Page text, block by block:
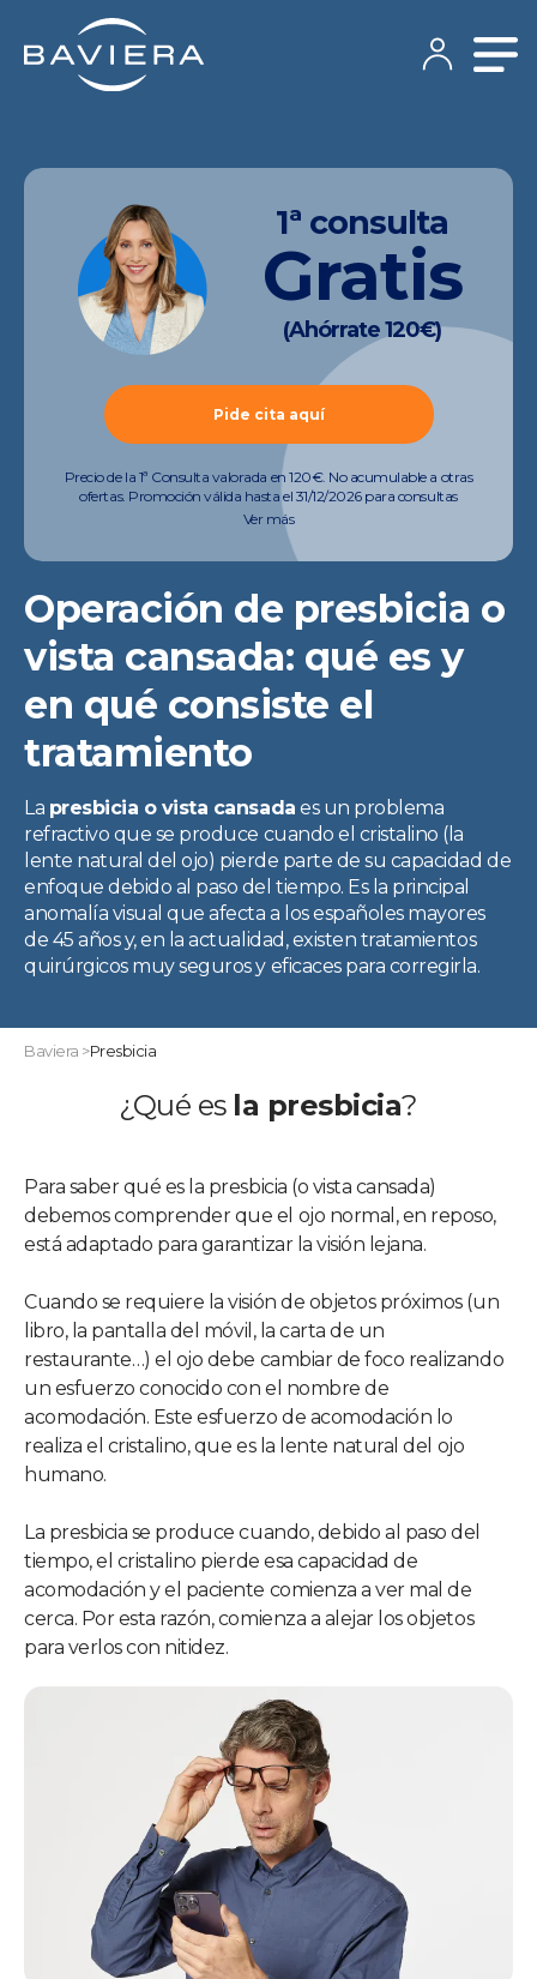
1ª consulta
Gratis
(Ahórrate 120€)
Pide cita aquí
Precio de la 1ª Consulta valorada en 120€. No acumulable a otras
ofertas. Promoción válida hasta el 31/12/2026 para consultas
preoperatorias de miopía, hipermetropía, astigmatismo, presbicia y
cataratas (quedan excluidas consultas de otras especialidades).
Pruebas incluidas. Promoción válida salvo errores tipográficos u
Registro sanitario NRS CS2046.
Ver más
Operación de presbicia o
vista cansada: qué es y
en qué consiste el
tratamiento
La presbicia o vista cansada es un problema
refractivo que se produce cuando el cristalino (la
lente natural del ojo) pierde parte de su capacidad de
enfoque debido al paso del tiempo. Es la principal
anomalía visual que afecta a los españoles mayores
de 45 años y, en la actualidad, existen tratamientos
quirúrgicos muy seguros y eficaces para corregirla.
Baviera >Presbicia
¿Qué es la presbicia?
Para saber qué es la presbicia (o vista cansada)
debemos comprender que el ojo normal, en reposo,
está adaptado para garantizar la visión lejana.
Cuando se requiere la visión de objetos próximos (un
libro, la pantalla del móvil, la carta de un
restaurante…) el ojo debe cambiar de foco realizando
un esfuerzo conocido con el nombre de
acomodación. Este esfuerzo de acomodación lo
realiza el cristalino, que es la lente natural del ojo
humano.
La presbicia se produce cuando, debido al paso del
tiempo, el cristalino pierde esa capacidad de
acomodación y el paciente comienza a ver mal de
cerca. Por esta razón, comienza a alejar los objetos
para verlos con nitidez.